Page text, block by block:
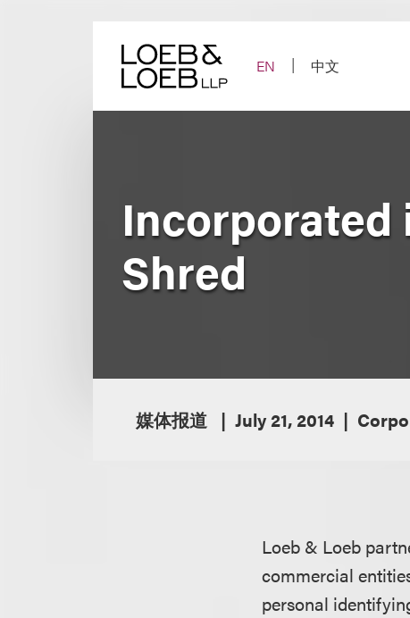
EN
中文
Incorporated
Shred
媒体报道 July 21, 2014
Loeb & Loeb
commercial
personal